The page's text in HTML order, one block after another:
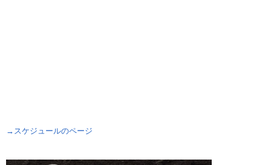
→スケジュールのページ